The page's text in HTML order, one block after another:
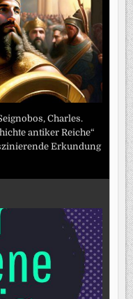
Charles.
antiker Reiche“
Erkundung